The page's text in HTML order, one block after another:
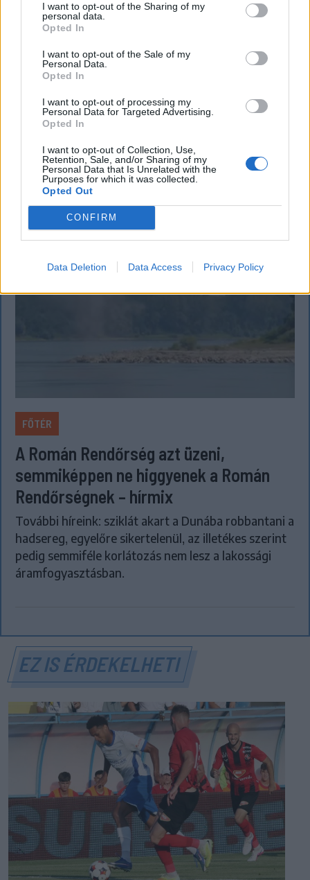
I want to opt-out of the Sharing of my
personal data.
Opted In
I want to opt-out of the Sale of my
Personal Data.
Opted In
I want to opt-out of processing my
Personal Data for Targeted Advertising.
Opted In
I want to opt-out of Collection, Use,
Retention, Sale, and/or Sharing of my
Personal Data that Is Unrelated with the
Purposes for which it was collected.
Opted Out
CONFIRM
Data Deletion Data Access Privacy Policy
Meddig használható még a régi
személyi?
Sok román állampolgár még mindig az 1997-es
azonban ezt fokozatosan kivonják a forgalomból,
amint az új elektronikus és egyszerű személyi
igazolványok országszerte elérhetővé válnak.
FŐTÉR
A Román Rendőrség azt üzeni,
semmiképpen ne higgyenek a Román
Rendőrségnek – hírmix
További híreink: sziklát akart a Dunába robbantani a
hadsereg, egyelőre sikertelenül, az illetékes szerint
pedig semmiféle korlátozás nem lesz a lakossági
áramfogyasztásban.
EZ IS ÉRDEKELHETI